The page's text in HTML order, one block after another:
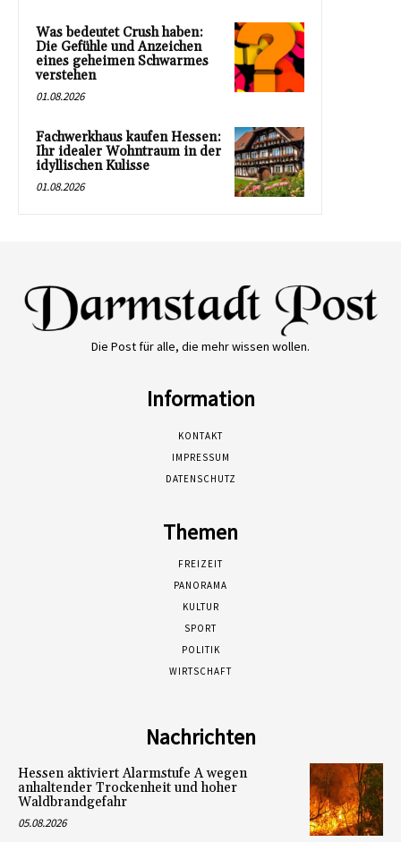
Was bedeutet Crush haben:
Die Gefühle und Anzeichen
eines geheimen Schwarmes
verstehen
01.08.2026
Fachwerkhaus kaufen Hessen:
Ihr idealer Wohntraum in der
idyllischen Kulisse
01.08.2026
Die Post für alle, die mehr wissen wollen.
Information
KONTAKT
IMPRESSUM
DATENSCHUTZ
Themen
FREIZEIT
PANORAMA
KULTUR
SPORT
POLITIK
WIRTSCHAFT
Nachrichten
Hessen aktiviert Alarmstufe A wegen
anhaltender Trockenheit und hoher
Waldbrandgefahr
05.08.2026